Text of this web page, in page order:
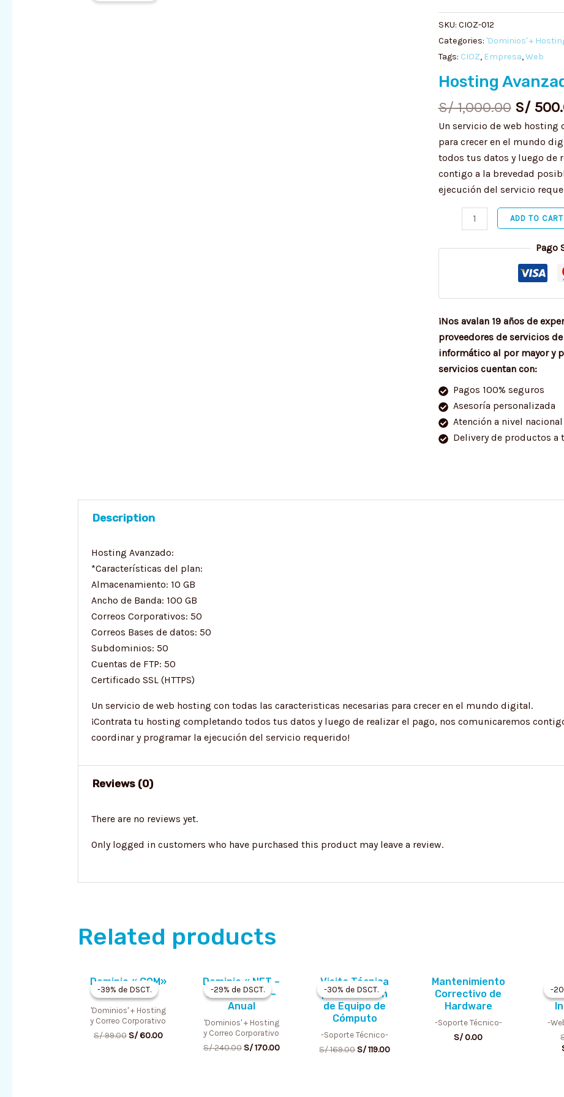
SKU: CIOZ-012
Categories: 'Dominios' +
Tags: CIOZ, Empresa,Web
Hosting
S/1,000.00
was:
S/
Un servicio de web hosting
para crecer en el mundo
todos tus datos y luego de
contigo a la brevedad
ejecución del servicio
quantity
ADD TO CART
Pago
¡Nos avalan 19 años de
proveedores de servicios
informático al por mayor y
servicios cuentan con:
Pagos 100% seguros
Asesoría personalizada
Atención a nivel nacional
Delivery de productos a
Description
Hosting Avanzado:
*Características del plan:
Almacenamiento: 10 GB
Ancho de Banda: 100 GB
Correos Corporativos: 50
Correos Bases de datos: 50
Subdominios: 50
Cuentas de FTP: 50
Certificado SSL (HTTPS)
Un servicio de web hosting con todas las caracteristicas necesarias para crecer en el mundo digital.
¡Contrata tu hosting completando todos tus datos y luego de realizar el pago, nos comunicaremos
coordinar y programar la ejecución del servicio requerido!
Reviews (0)
There are no reviews yet.
Only logged in customers who have purchased this product may leave a review.
Related products
-39% de DSCT.
-39% de DSCT.
Dominio «.COM»
– Anual
'Dominios' + Hosting
y Correo Corporativo
S/99.00
price
was:
S/ 99.00.
S/60.00
price
S/ 60.00.
-29% de DSCT.
-29% de DSCT.
Dominio «.NET –
.ORG – .EDU» –
Anual
'Dominios' + Hosting
y Correo Corporativo
S/240.00
price
was:
S/ 240.00.
S/170.00
price
-30% de DSCT.
-30% de DSCT.
Visita Técnica
para Revisión
de Equipo de
Cómputo
-Soporte Técnico-
S/169.00
price
was:
S/ 169.00.
S/119.00
Mantenimiento
Correctivo de
Hardware
-Soporte Técnico-
S/0.00
-
-
-